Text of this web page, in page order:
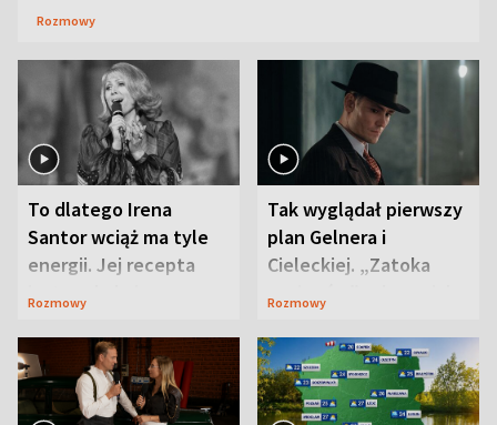
Rozmowy
To dlatego Irena
Santor wciąż ma tyle
energii. Jej recepta
jest zaskakująco
Rozmowy
Tak wyglądał pierwszy
plan Gelnera i
Cieleckiej. „Zatoka
szpiegów” od razu ich
Rozmowy